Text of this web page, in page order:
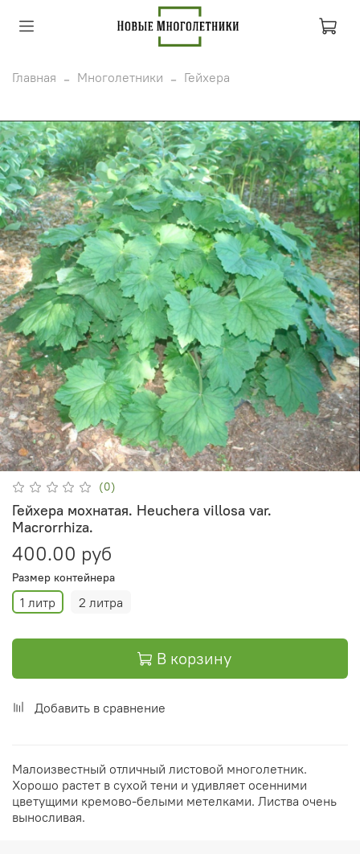
Главная Многолетники Гейхера
(0)
Гейхера мохнатая. Heuchera villosa var.
Macrorrhiza.
400.00 руб
Размер контейнера
1 литр 2 литра
В корзину
Добавить в сравнение
Малоизвестный отличный листовой многолетник.
Хорошо растет в сухой тени и удивляет осенними
цветущими кремово-белыми метелками. Листва очень
выносливая.